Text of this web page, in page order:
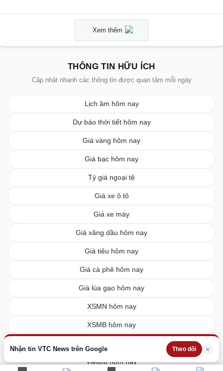
Nhận tin VTC News trên Google Theo dõi ×
Xem thêm
THÔNG TIN HỮU ÍCH
Cập nhật nhanh các thông tin được quan tâm mỗi ngày
Lịch âm hôm nay
Dự báo thời tiết hôm nay
Giá vàng hôm nay
Giá bạc hôm nay
Tỷ giá ngoại tệ
Giá xe ô tô
Giá xe máy
Giá xăng dầu hôm nay
Giá tiêu hôm nay
Giá cà phê hôm nay
Giá lúa gạo hôm nay
XSMN hôm nay
XSMB hôm nay
Vietlott hôm nay